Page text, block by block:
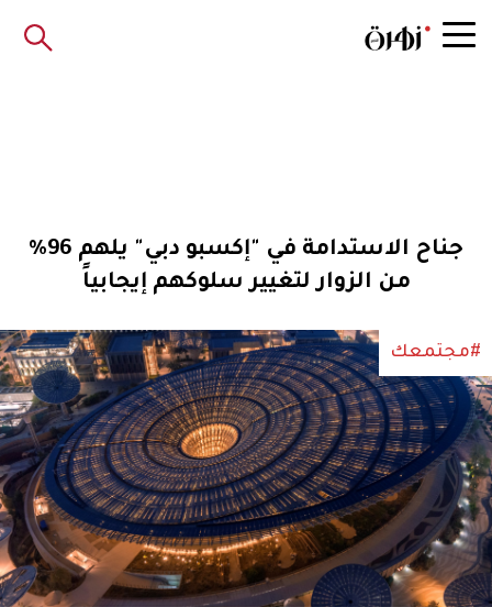
جناح الاستدامة في "إكسبو دبي" يلهم 96%
من الزوار لتغيير سلوكهم إيجابياً
#مجتمعك